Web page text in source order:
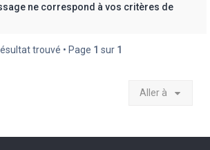
ne correspond à vos critères de
trouvé • Page 1 sur 1
Aller à